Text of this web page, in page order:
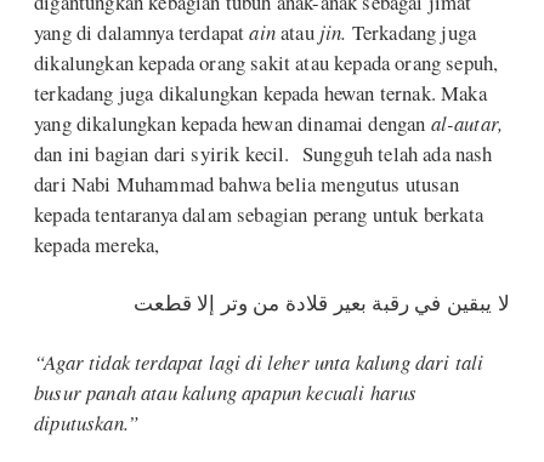
yang di dalamnya terdapatainatau jin. Terkadang juga
dikalungkan kepada orang sakit atau kepada orang sepuh,
terkadang juga dikalungkan kepada hewan ternak. Maka
yang dikalungkan kepada hewan dinamai dengan al-autar,
dan ini bagian dari syirik kecil. Sungguh telah ada nash
dari Nabi Muhammad bahwa belia mengutus utusan
kepada tentaranya dalam sebagian perang untuk berkata
kepada mereka,
لا يبقين في رقبة بعير قلادة من وتر إلا قطعت
“Agar tidak terdapat lagi di leher unta kalung dari tali
busur panah atau kalung apapun kecuali harus
diputuskan.”